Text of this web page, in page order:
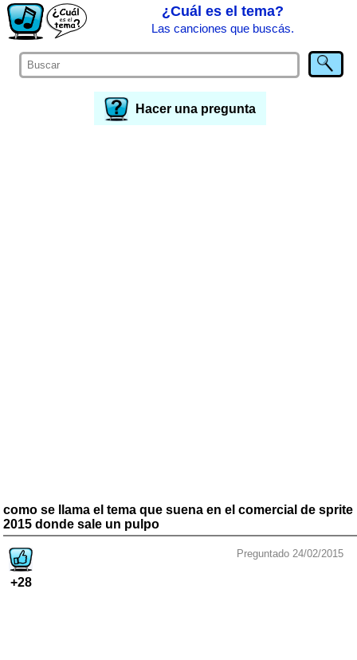
¿Cuál es el tema?
Las canciones que buscás.
Hacer una pregunta
como se llama el tema que suena en el comercial de sprite
2015 donde sale un pulpo
+28
Preguntado 24/02/2015